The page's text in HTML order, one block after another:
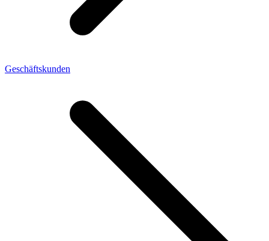
Geschäftskunden